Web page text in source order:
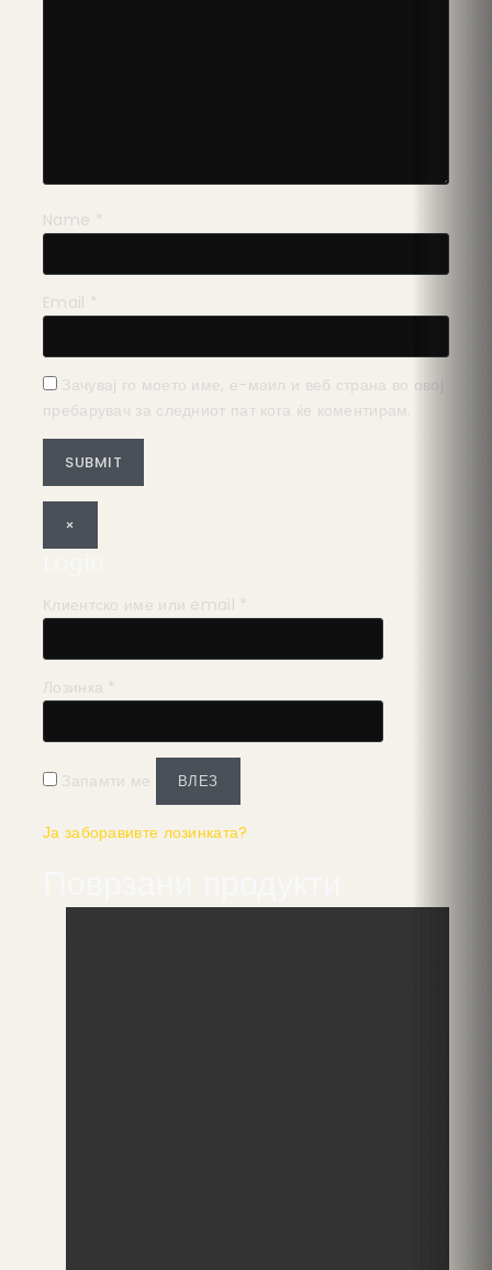
Name *
Email *
Зачувај го моето име, е-маил и веб страна во овој
пребарувач за следниот пат кога ќе коментирам.
×
Клиентско име или email *
Лозинка *
Запамти ме ВЛЕЗ
Ја заборавивте лозинката?